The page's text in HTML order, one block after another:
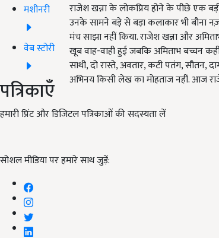
मशीनरी
वेब स्टोरी
पत्रिकाएँ
हमारी प्रिंट और डिजिटल पत्रिकाओं की सदस्यता लें
सोशल मीडिया पर हमारे साथ जुड़ें:
राजेश खन्ना के लोकप्रिय होने के पीछे एक
उनके सामने बड़े से बड़ा कलाकार भी बौना
मंच साझा नहीं किया. राजेश खन्ना और
खूब वाह-वाही हुई जबकि अमिताभ बच्चन
साथी, दो रास्ते, अवतार, कटी पतंग,
अभिनय किसी लेख का मोहताज नहीं. आज